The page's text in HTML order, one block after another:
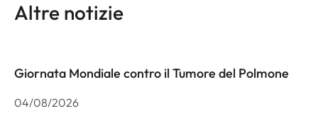
Altre notizie
Giornata Mondiale contro il Tumore del Polmone
04/08/2026